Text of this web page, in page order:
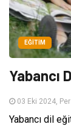
EĞITIM
Yabancı
03 Eki 2024, Per
Yabancı dil